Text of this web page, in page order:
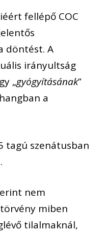
fellépő COC
döntést. A
irányultság
„gyógyításának”
a
tagú szenátusban
nem
miben
tilalmaknál,